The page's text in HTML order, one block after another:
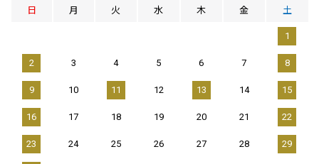
日 月 火 水 木 金 土
1
2 3 4 5 6 7 8
9 10 11 12 13 14 15
16 17 18 19 20 21 22
23 24 25 26 27 28 29